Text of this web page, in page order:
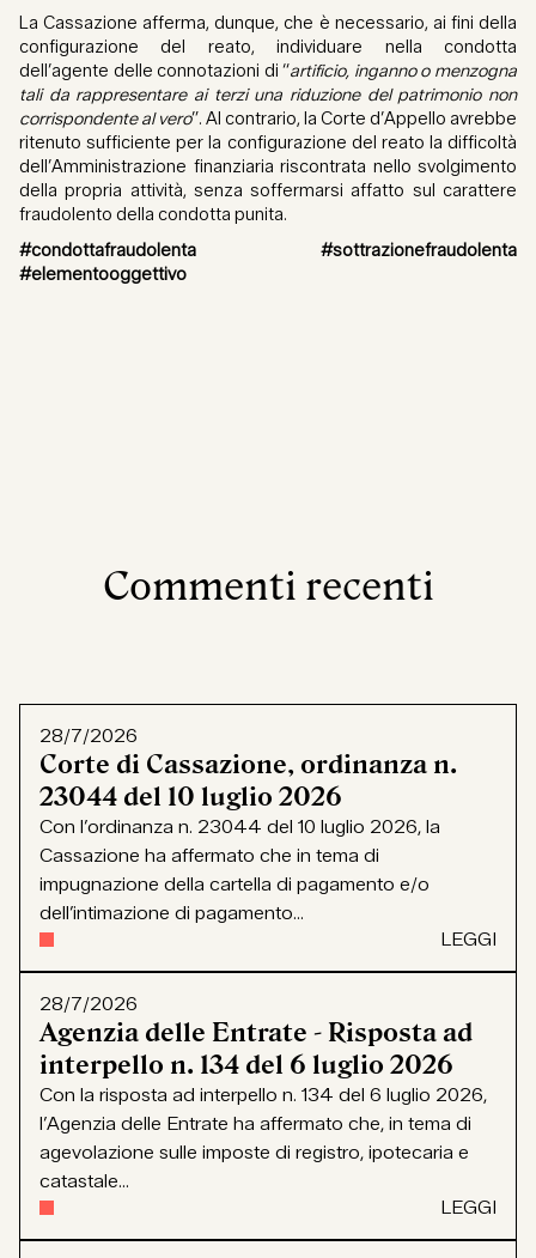
La Cassazione afferma, dunque, che è necessario, ai fini della
configurazione del reato, individuare nella condotta
dell’agente delle connotazioni di “artificio, inganno o menzogna
tali da rappresentare ai terzi una riduzione del patrimonio non
corrispondente al vero”. Al contrario, la Corte d’Appello avrebbe
ritenuto sufficiente per la configurazione del reato la difficoltà
dell’Amministrazione finanziaria riscontrata nello svolgimento
della propria attività, senza soffermarsi affatto sul carattere
fraudolento della condotta punita.
#condottafraudolenta #sottrazionefraudolenta
#elementooggettivo
Commenti recenti
28/7/2026
Corte di Cassazione, ordinanza n.
23044 del 10 luglio 2026
Con l’ordinanza n. 23044 del 10 luglio 2026, la
Cassazione ha affermato che in tema di
impugnazione della cartella di pagamento e/o
dell’intimazione di pagamento...
LEGGI
28/7/2026
Agenzia delle Entrate - Risposta ad
interpello n. 134 del 6 luglio 2026
Con la risposta ad interpello n. 134 del 6 luglio 2026,
l’Agenzia delle Entrate ha affermato che, in tema di
agevolazione sulle imposte di registro, ipotecaria e
catastale...
LEGGI